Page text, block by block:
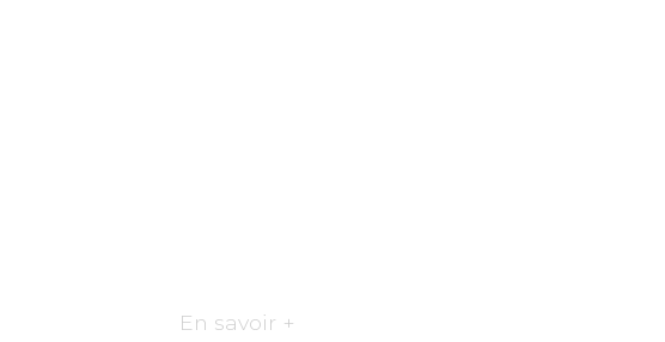
En savoir +